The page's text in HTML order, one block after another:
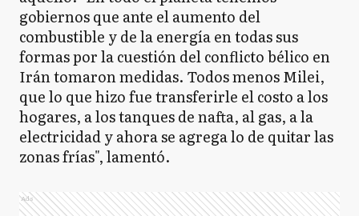
gobiernos que ante el aumento del
combustible y de la energía en todas sus
formas por la cuestión del conflicto bélico en
Irán tomaron medidas. Todos menos Milei,
que lo que hizo fue transferirle el costo a los
hogares, a los tanques de nafta, al gas, a la
electricidad y ahora se agrega lo de quitar las
zonas frías", lamentó.
Ads